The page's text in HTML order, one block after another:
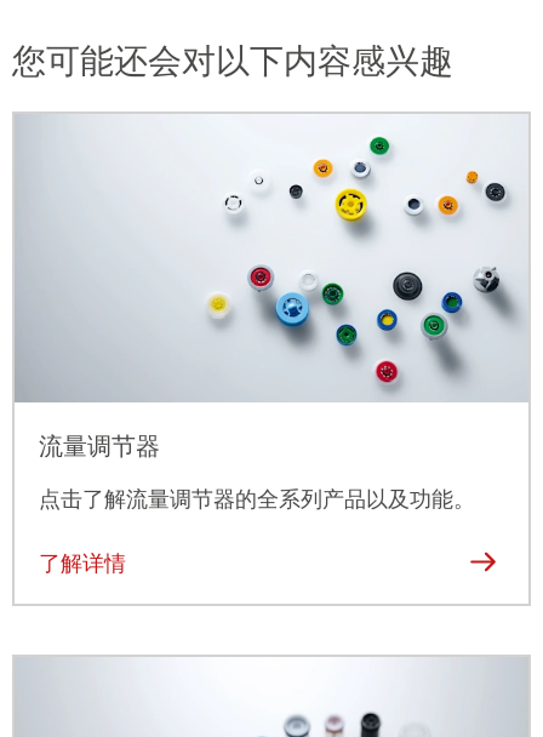
您可能还会对以下内容感兴趣
流量调节器
点击了解流量调节器的全系列产品以及功能。
了解详情